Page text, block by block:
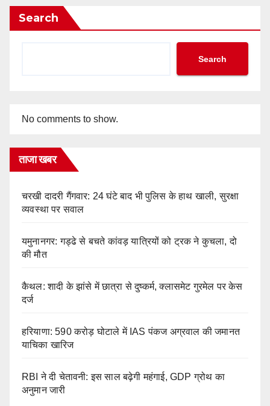
Search
Search
No comments to show.
ताजा खबर
चरखी दादरी गैंगवार: 24 घंटे बाद भी पुलिस के हाथ खाली, सुरक्षा
व्यवस्था पर सवाल
यमुनानगर: गड्ढे से बचते कांवड़ यात्रियों को ट्रक ने कुचला, दो
की मौत
कैथल: शादी के झांसे में छात्रा से दुष्कर्म, क्लासमेट गुरमेल पर केस
दर्ज
हरियाणा: 590 करोड़ घोटाले में IAS पंकज अग्रवाल की जमानत
याचिका खारिज
RBI ने दी चेतावनी: इस साल बढ़ेगी महंगाई, GDP ग्रोथ का
अनुमान जारी